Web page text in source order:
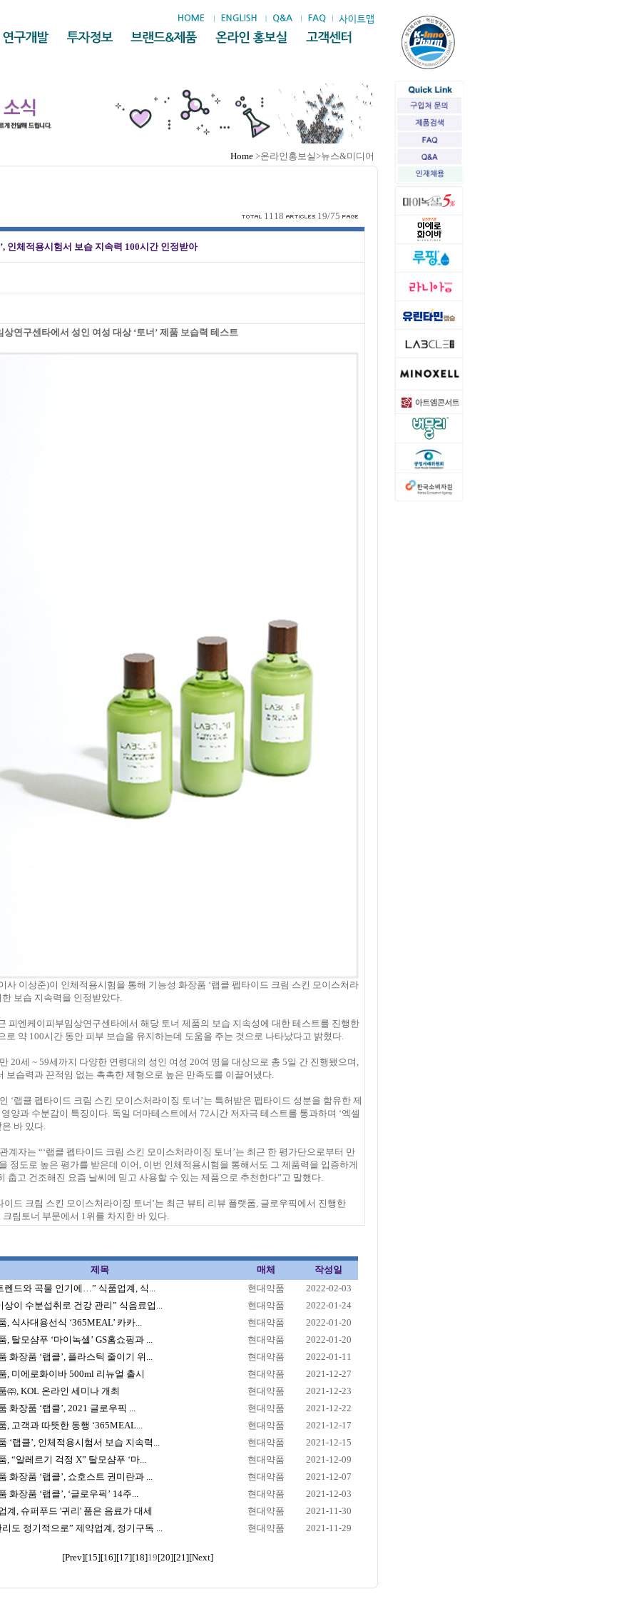
Home >온라인홍보실>뉴스&미디어
1118 19/75
인체적용시험서 보습 지속력 100시간 인정받아
연구센타에서 성인 여성 대상 ‘토너’ 제품 보습력 테스트
사 이상준)이 인체적용시험을 통해 기능성 화장품 ‘랩클 펩타이드 크림 스킨 모이스처라
한 보습 지속력을 인정받았다.
피엔케이피부임상연구센타에서 해당 토너 제품의 보습 지속성에 대한 테스트를 진행한
로 약 100시간 동안 피부 보습을 유지하는데 도움을 주는 것으로 나타났다고 밝혔다.
20세 ~ 59세까지 다양한 연령대의 성인 여성 20여 명을 대상으로 총 5일 간 진행됐으며,
보습력과 끈적임 없는 촉촉한 제형으로 높은 만족도를 이끌어냈다.
‘랩클 펩타이드 크림 스킨 모이스처라이징 토너’는 특허받은 펩타이드 성분을 함유한 제
양과 수분감이 특징이다. 독일 더마테스트에서 72시간 저자극 테스트를 통과하며 ‘엑셀
은 바 있다.
계자는 “‘랩클 펩타이드 크림 스킨 모이스처라이징 토너’는 최근 한 평가단으로부터 만
정도로 높은 평가를 받은데 이어, 이번 인체적용시험을 통해서도 그 제품력을 입증하게
춥고 건조해진 요즘 날씨에 믿고 사용할 수 있는 제품으로 추천한다”고 말했다.
이드 크림 스킨 모이스처라이징 토너’는 최근 뷰티 리뷰 플랫폼, 글로우픽에서 진행한
크림토너 부문에서 1위를 차지한 바 있다.
제목 매체
작성일
렌드와 곡물 인기에…” 식품업계, 식...
현대약품
2022-02-03
상이 수분섭취로 건강 관리” 식음료업...
현대약품
2022-01-24
, 식사대용선식 ‘365MEAL’ 카카...
현대약품
2022-01-20
, 탈모샴푸 ‘마이녹셀’ GS홈쇼핑과 ...
현대약품
2022-01-20
화장품 ‘랩클’, 플라스틱 줄이기 위...
현대약품
2022-01-11
, 미에로화이바 500ml 리뉴얼 출시
현대약품
2021-12-27
㈜, KOL 온라인 세미나 개최
현대약품
2021-12-23
화장품 ‘랩클’, 2021 글로우픽 ...
현대약품
2021-12-22
, 고객과 따뜻한 동행 ‘365MEAL...
현대약품
2021-12-17
‘랩클’, 인체적용시험서 보습 지속력...
현대약품
2021-12-15
, “알레르기 걱정 X” 탈모샴푸 ‘마...
현대약품
2021-12-09
화장품 ‘랩클’, 쇼호스트 권미란과 ...
현대약품
2021-12-07
화장품 ‘랩클’, ‘글로우픽’ 14주...
현대약품
2021-12-03
계, 슈퍼푸드 '귀리' 품은 음료가 대세
현대약품
2021-11-30
도 정기적으로” 제약업계, 정기구독 ...
현대약품 2021-11-29
[Prev][15][16][17][18]19[20][21][Next]